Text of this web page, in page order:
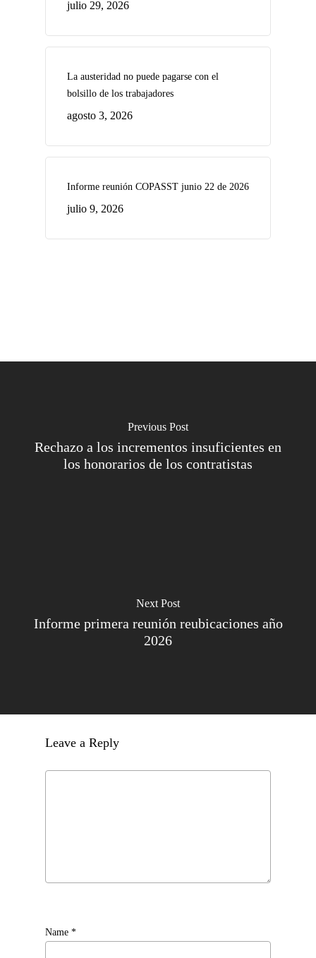
julio 29, 2026
La austeridad no puede pagarse con el
bolsillo de los trabajadores
agosto 3, 2026
Informe reunión COPASST junio 22 de 2026
julio 9, 2026
Previous Post
Rechazo a los incrementos insuficientes en
los honorarios de los contratistas
Next Post
Informe primera reunión reubicaciones año
2026
Leave a Reply
Name *